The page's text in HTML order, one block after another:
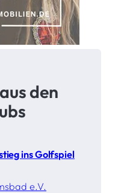
den
ins Golfspiel
e.V.